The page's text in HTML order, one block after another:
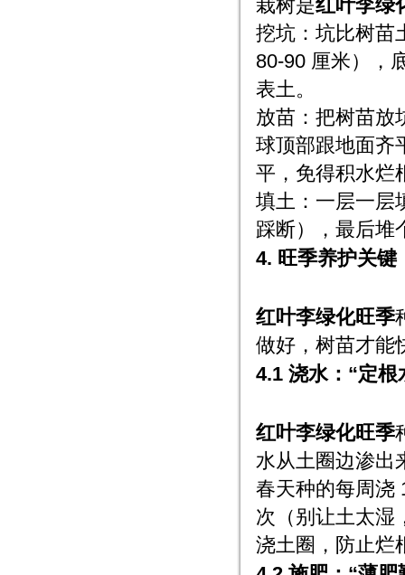
栽树是红叶李绿
挖坑：坑比树苗
80-90 厘米），
表土。
放苗：把树苗放
球顶部跟地面齐
平，免得积水烂
填土：一层一层
踩断），最后堆
4. 旺季养护关键
红叶李绿化旺季
做好，树苗才能
4.1 浇水：“定
红叶李绿化旺季
水从土圈边渗出
春天种的每周浇
次（别让土太湿
浇土圈，防止烂